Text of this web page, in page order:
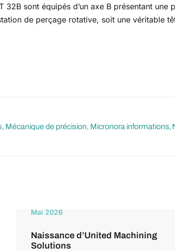
sont équipés d’un axe B présentant une
de perçage rotative, soit une véritable
Mécanique de précision Micronora informations
Mai 2026
Naissance d’United Machining
Solutions